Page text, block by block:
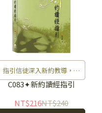
指引信徒深入新約教導，建
造信仰基礎。
C083✦新約讀經指引
NT$216NT$240